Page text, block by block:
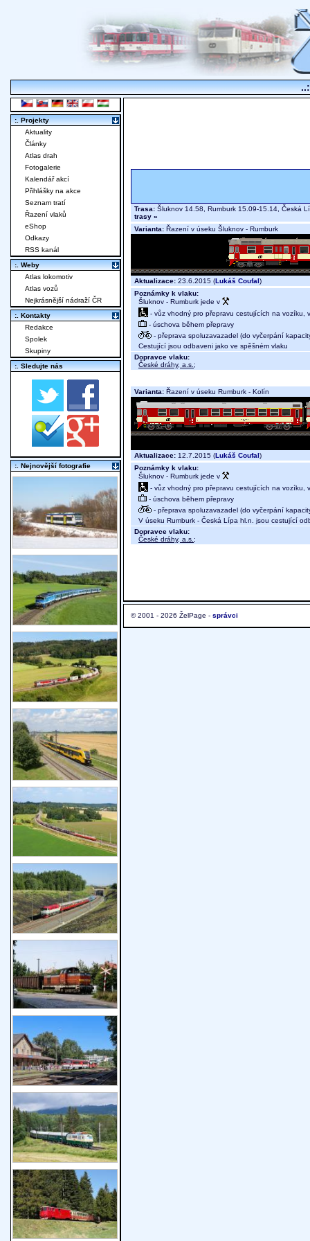
Trasa: Šluknov 14.58, Rumburk 15.09-15.14, Česká
trasy »
Varianta: Řazení v úseku Šluknov - Rumburk
Aktualizace: 23.6.2015 (Lukáš Coufal)
Poznámky k vlaku:
Šluknov - Rumburk jede v
- vůz vhodný pro přepravu cestujících na vozíku,
- úschova během přepravy
- přeprava spoluzavazadel (do vyčerpání
Cestující jsou odbaveni jako ve spěšném vlaku
Dopravce vlaku:
České dráhy, a.s. ;
Varianta: Řazení v úseku Rumburk - Kolín
Aktualizace: 12.7.2015 (Lukáš Coufal)
Poznámky k vlaku:
Šluknov - Rumburk jede v
- vůz vhodný pro přepravu cestujících na vozíku,
- úschova během přepravy
- přeprava spoluzavazadel (do vyčerpání
V úseku Rumburk - Česká Lípa hl.n. jsou cestující
Dopravce vlaku:
České dráhy, a.s. ;
© 2001 - 2026 ŽelPage - správci
:. Projekty
Aktuality
Články
Atlas drah
Fotogalerie
Kalendář akcí
Přihlášky na akce
Seznam tratí
Řazení vlaků
eShop
Odkazy
RSS kanál
:. Weby
Atlas lokomotiv
Atlas vozů
Nejkrásnější nádraží ČR
:. Kontakty
Redakce
Spolek
Skupiny
:. Sledujte nás
:. Nejnovější fotografie